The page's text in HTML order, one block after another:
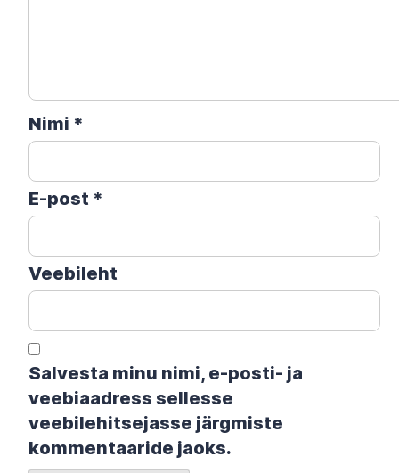
Nimi *
E-post *
Veebileht
Salvesta minu nimi, e-posti- ja
veebiaadress sellesse
veebilehitsejasse järgmiste
kommentaaride jaoks.